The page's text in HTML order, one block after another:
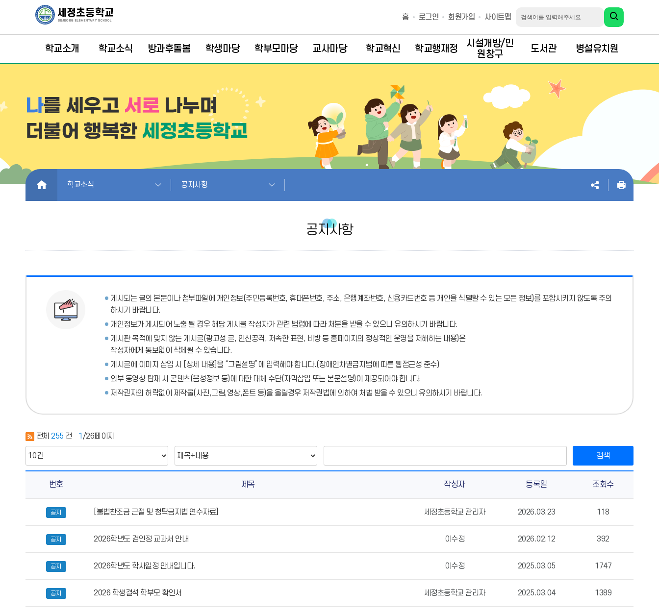
홈 로그인 회원가입 사이트맵
학교소개 학교소식 방과후돌봄 학생마당 학부모마당 교사마당 학교혁신 학교행재정
시설개방/민
원창구
도서관 병설유치원
HOME 학교소식 공지사항
공지사항
게시되는 글의 본문이나 첨부파일에 개인정보(주민등록번호, 휴대폰번호, 주소, 은행계좌번호, 신용카드번호 등 개인을 식별할 수 있는 모든 정보)를 포함시키지 않도록 주의
하시기 바랍니다.
개인정보가 게시되어 노출 될 경우 해당 게시물 작성자가 관련 법령에 따라 처분을 받을 수 있으니 유의하시기 바랍니다.
게시판 목적에 맞지 않는 게시글(광고성 글, 인신공격, 저속한 표현, 비방 등 홈페이지의 정상적인 운영을 저해하는 내용)은
작성자에게 통보없이 삭제될 수 있습니다.
게시글에 이미지 삽입 시 [상세 내용]을 “그림설명”에 입력해야 합니다.(장애인차별금지법에 따른 웹접근성 준수)
외부 동영상 탑재 시 콘텐츠(음성정보 등)에 대한 대체 수단(자막삽입 또는 본문설명)이 제공되어야 합니다.
저작권자의 허락없이 제작물(사진,그림,영상,폰트 등)을 올릴경우 저작권법에 의하여 처벌 받을 수 있으니 유의하시기 바랍니다.
전체 255 건 1 /26페이지
검색
사
의
번호 제목 작성자 등록일 조회수
공지 [불법찬조금 근절 및 청탁금지법 연수자료] 세정초등학교 관리자 2026.03.23 118
공지 2026학년도 검인정 교과서 안내 이수정 2026.02.12 392
공지 2026학년도 학사일정 안내입니다. 이수정 2025.03.05 1747
공지 2026 학생결석 학부모 확인서 세정초등학교 관리자 2025.03.04 1389